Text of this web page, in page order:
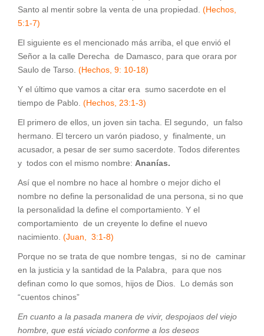
Santo al mentir sobre la venta de una propiedad. (Hechos,
5:1-7)
El siguiente es el mencionado más arriba, el que envió el
Señor a la calle Derecha de Damasco, para que orara por
Saulo de Tarso. (Hechos, 9: 10-18)
Y el último que vamos a citar era sumo sacerdote en el
tiempo de Pablo. (Hechos, 23:1-3)
El primero de ellos, un joven sin tacha. El segundo, un falso
hermano. El tercero un varón piadoso, y finalmente, un
acusador, a pesar de ser sumo sacerdote. Todos diferentes
y todos con el mismo nombre: Ananías.
Así que el nombre no hace al hombre o mejor dicho el
nombre no define la personalidad de una persona, si no que
la personalidad la define el comportamiento. Y el
comportamiento de un creyente lo define el nuevo
nacimiento. (Juan, 3:1-8)
Porque no se trata de que nombre tengas, si no de caminar
en la justicia y la santidad de la Palabra, para que nos
definan como lo que somos, hijos de Dios. Lo demás son
“cuentos chinos”
En cuanto a la pasada manera de vivir, despojaos del viejo
hombre, que está viciado conforme a los deseos